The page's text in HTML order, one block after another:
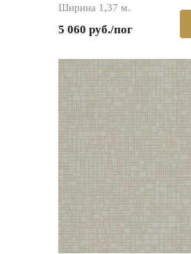
Ширина 1,37 м.
5 060 руб./пог